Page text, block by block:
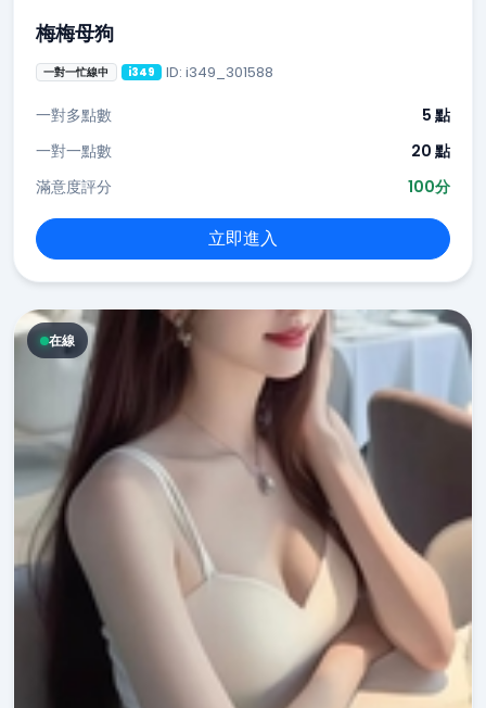
梅梅母狗
一對一忙線中 i349 ID: i349_301588
一對多點數
5 點
一對一點數
20 點
滿意度評分
100分
立即進入
在線